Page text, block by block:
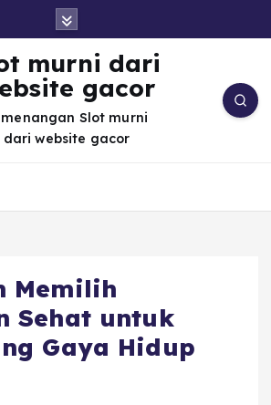
gacor
Slot murni
dari website gacor
Memilih
Sehat untuk
Gaya Hidup